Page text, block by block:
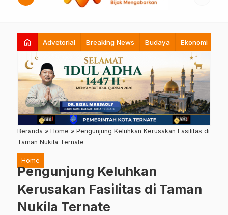
home Advetorial Breaking News Budaya Ekonomi
Beranda » Home » Pengunjung Keluhkan Kerusakan Fasilitas di
Taman Nukila Ternate
Home
Pengunjung Keluhkan
Kerusakan Fasilitas di Taman
Nukila Ternate